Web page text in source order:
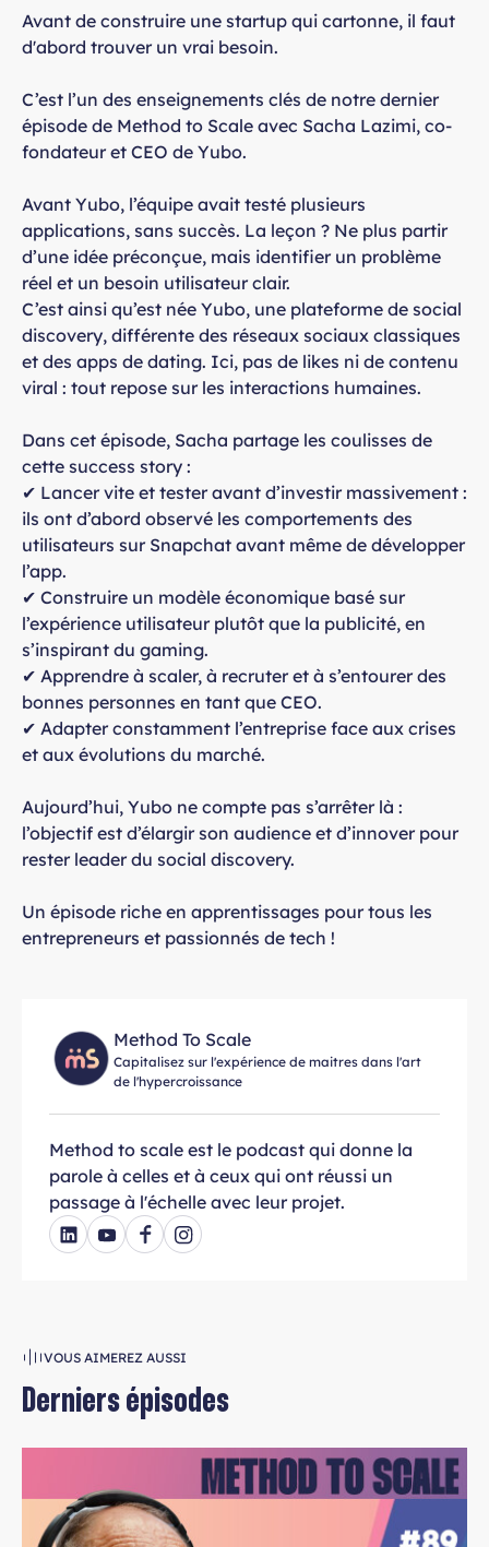
Avant de construire une startup qui cartonne, il faut
d'abord trouver un vrai besoin.
C’est l’un des enseignements clés de notre dernier
épisode de Method to Scale avec Sacha Lazimi, co-
fondateur et CEO de Yubo.
Avant Yubo, l’équipe avait testé plusieurs
applications, sans succès. La leçon ? Ne plus partir
d’une idée préconçue, mais identifier un problème
réel et un besoin utilisateur clair.
C’est ainsi qu’est née Yubo, une plateforme de social
discovery, différente des réseaux sociaux classiques
et des apps de dating. Ici, pas de likes ni de contenu
viral : tout repose sur les interactions humaines.
Dans cet épisode, Sacha partage les coulisses de
cette success story :
✔ Lancer vite et tester avant d’investir massivement :
ils ont d’abord observé les comportements des
utilisateurs sur Snapchat avant même de développer
l’app.
✔ Construire un modèle économique basé sur
l’expérience utilisateur plutôt que la publicité, en
s’inspirant du gaming.
✔ Apprendre à scaler, à recruter et à s’entourer des
bonnes personnes en tant que CEO.
✔ Adapter constamment l’entreprise face aux crises
et aux évolutions du marché.
Aujourd’hui, Yubo ne compte pas s’arrêter là :
l’objectif est d’élargir son audience et d’innover pour
rester leader du social discovery.
Un épisode riche en apprentissages pour tous les
entrepreneurs et passionnés de tech !
Method To Scale
Capitalisez sur l'expérience de maitres dans l'art
de l'hypercroissance
Method to scale est le podcast qui donne la
parole à celles et à ceux qui ont réussi un
passage à l'échelle avec leur projet.
VOUS AIMEREZ AUSSI
Derniers épisodes